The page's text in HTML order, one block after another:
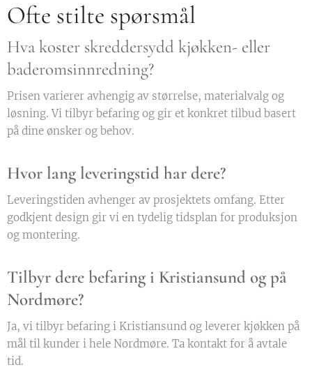
Ofte stilte spørsmål
Hva koster skreddersydd kjøkken- eller
baderomsinnredning?
Prisen varierer avhengig av størrelse, materialvalg og
løsning. Vi tilbyr befaring og gir et konkret tilbud basert
på dine ønsker og behov.
Hvor lang leveringstid har dere?
Leveringstiden avhenger av prosjektets omfang. Etter
godkjent design gir vi en tydelig tidsplan for produksjon
og montering.
Tilbyr dere befaring i Kristiansund og på
Nordmøre?
Ja, vi tilbyr befaring i Kristiansund og leverer kjøkken på
mål til kunder i hele Nordmøre. Ta kontakt for å avtale
tid.